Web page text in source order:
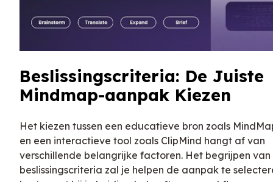
Beslissingscriteria: De Juiste
Mindmap-aanpak Kiezen
Het kiezen tussen een educatieve bron zoals
en een interactieve tool zoals ClipMind hangt af van
verschillende belangrijke factoren. Het begrijpen van
beslissingscriteria zal je helpen de aanpak te